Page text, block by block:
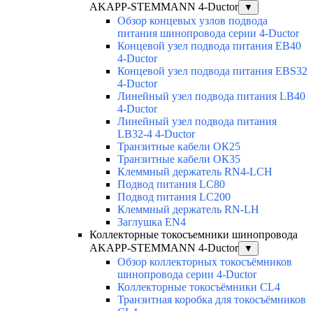
AKAPP-STEMMANN 4-Ductor
▼
Обзор концевых узлов подвода
питания шинопровода серии 4-Ductor
Концевой узел подвода питания EB40
4-Ductor
Концевой узел подвода питания EBS32
4-Ductor
Линейный узел подвода питания LB40
4-Ductor
Линейный узел подвода питания
LB32-4 4-Ductor
Транзитные кабели ОК25
Транзитные кабели ОК35
Клеммный держатель RN4-LCH
Подвод питания LC80
Подвод питания LC200
Клеммный держатель RN-LH
Заглушка EN4
Коллекторные токосъемники шинопровода
AKAPP-STEMMANN 4-Ductor
▼
Обзор коллекторных токосъёмников
шинопровода серии 4-Ductor
Коллекторные токосъёмники CL4
Транзитная коробка для токосъёмников